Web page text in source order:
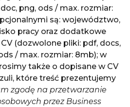
png, ods / max. rozmiar:
są: województwo,
pracy oraz dodatkowe
(dozwolone pliki: pdf, docs,
/ max. rozmiar: 8mb); w
także o dopisane w CV
które treść prezentujemy
zgodę na przetwarzanie
przez Business